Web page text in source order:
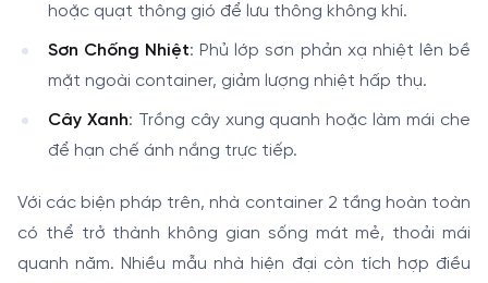
hoặc quạt thông gió để lưu thông không khí.
Sơn Chống Nhiệt: Phủ lớp sơn phản xạ nhiệt lên bề
mặt ngoài container, giảm lượng nhiệt hấp thụ.
Cây Xanh: Trồng cây xung quanh hoặc làm mái che
để hạn chế ánh nắng trực tiếp.
Với các biện pháp trên, nhà container 2 tầng hoàn toàn
có thể trở thành không gian sống mát mẻ, thoải mái
quanh năm. Nhiều mẫu nhà hiện đại còn tích hợp điều